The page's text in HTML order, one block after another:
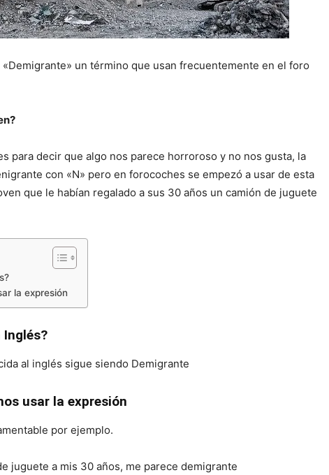
un término que usan frecuentemente en el foro
para decir que algo nos parece horroroso y no nos gusta, la
con «N» pero en forocoches se empezó a usar de esta
que le habían regalado a sus 30 años un camión de juguete
la expresión
Inglés?
al inglés sigue siendo Demigrante
usar la expresión
por ejemplo.
juguete a mis 30 años, me parece demigrante